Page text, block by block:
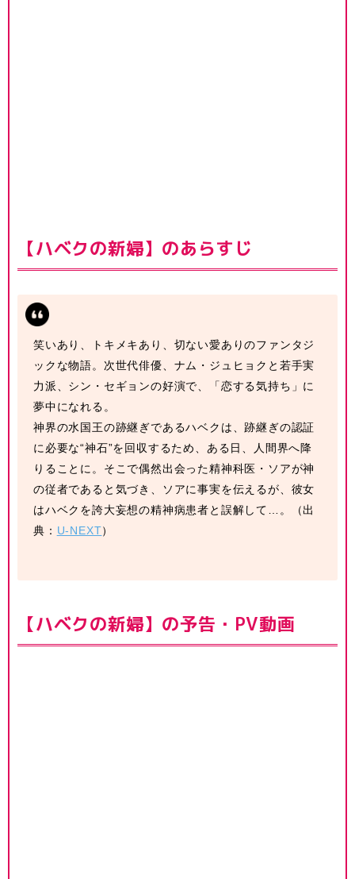
【ハベクの新婦】のあらすじ
笑いあり、トキメキあり、切ない愛ありのファンタジ
ックな物語。次世代俳優、ナム・ジュヒョクと若手実
力派、シン・セギョンの好演で、「恋する気持ち」に
夢中になれる。
神界の水国王の跡継ぎであるハベクは、跡継ぎの認証
に必要な“神石”を回収するため、ある日、人間界へ降
りることに。そこで偶然出会った精神科医・ソアが神
の従者であると気づき、ソアに事実を伝えるが、彼女
はハベクを誇大妄想の精神病患者と誤解して…。（出
典： U-NEXT）
【ハベクの新婦】の予告・PV動画